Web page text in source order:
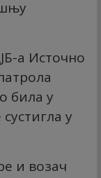
а Источно
била у
у
и возач